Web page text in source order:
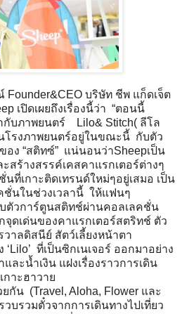
บริษัท ชีพ แก็ดเจ็ต
เปิดเผยถึงเรื่องนี้ว่า “ตอนนี้
กับภาพยนตร์ Lilo& Stitch( ลีโล
โรงภาพยนตร์อยู่ในขณะนี้ กับตัว
ง “สติทซ์” แน่นอนว่าSheepเป็น
ร้างสรรค์เคสคาแรกเตอร์ต่างๆ
ที่เกาะติดเทรนด์ใหม่ๆอยู่เสมอ เป็น
ชั่นในช่วงเวลานี้ ให้แฟนๆ
ตัวการ์ตูนสติทช์ผ่านคอลเลคชั่น
จุดเด่นของคาแรกเตอร์สตริทช์ ตัว
าลดิสนีย์ สัตว์เลี้ยงหน้าตา
ที่เป็นซิกเนเจอร์ ออกมาอย่าง
ละน้ำเงิน แฝงเรื่องราวการเดิน
กาะฮาวาย
กัน (Travel, Aloha, Flower และ
บรวมตั๋วจากการเดินทางไปเที่ยว